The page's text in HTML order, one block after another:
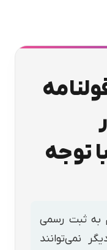
توجه
به ثبت رسمی
نمی‌توانند